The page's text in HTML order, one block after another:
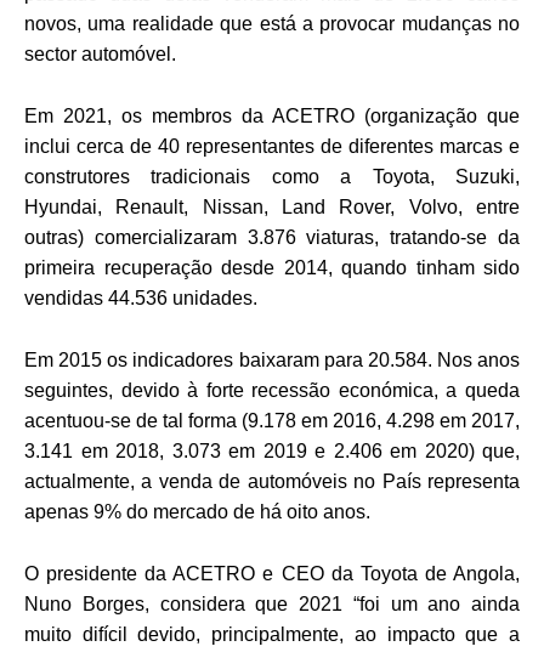
novos, uma realidade que está a provocar mudanças no
sector automóvel.
Em 2021, os membros da ACETRO (organização que
inclui cerca de 40 representantes de diferentes marcas e
construtores tradicionais como a Toyota, Suzuki,
Hyundai, Renault, Nissan, Land Rover, Volvo, entre
outras) comercializaram 3.876 viaturas, tratando-se da
primeira recuperação desde 2014, quando tinham sido
vendidas 44.536 unidades.
Em 2015 os indicadores baixaram para 20.584. Nos anos
seguintes, devido à forte recessão económica, a queda
acentuou-se de tal forma (9.178 em 2016, 4.298 em 2017,
3.141 em 2018, 3.073 em 2019 e 2.406 em 2020) que,
actualmente, a venda de automóveis no País representa
apenas 9% do mercado de há oito anos.
O presidente da ACETRO e CEO da Toyota de Angola,
Nuno Borges, considera que 2021 “foi um ano ainda
muito difícil devido, principalmente, ao impacto que a